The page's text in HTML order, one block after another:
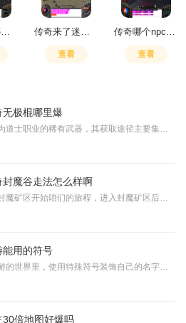
查看 查看
无极棍哪里爆
无极棍作为道士职业的稀有武器，其获取途径主要集中在特定的高难度副本和高级怪物身上。据可靠资料显示，祖玛寺庙和卧龙山庄是无极棍出现的主要地点，这些区域的怪物具有较高挑战性，其中祖玛系列的怪物如羊、大锤、雕像等被证实有概率掉落无极棍。尸王殿也被提及为可能产出无极棍的场所，该副本环境复杂且充满机关，对玩家的战斗技巧和观察力有不低要求。王者秘境同样可能存在无极棍的掉落机会，但需要玩家具备相应的实力进入。除了通过击败怪物直接获取外，无极棍还可以通过锻造系统制作得到。具体锻造方法需要消耗...
封魔谷走法怎么样啊
首先要从封魔矿区开始咱们的旅程，进入封魔矿区后直接往左上角走就能到达霸者大厅。这个大厅的空间相当开阔，里面有各种怪物，所以咱们需要随时保持警惕。经验丰富的玩家都习惯在这个地方稍作整顿，补充药水检查装备，为接下来的深层探索做好充分准备。穿过霸者大厅后，咱们很快就会来到雷霆之路，这里是一个类似迷宫的区域，道路错综复杂，很容易让人迷失方向。雷霆之路总共有好多条分支路径，必须选择最上方那条才能正确抵达光芒回廊。要是走错了路线，就会被迫返回霸者大厅，整个行程都得重新开始。到达光芒回廊后...
能用的符号
在传奇手游的世界里，使用特殊符号装饰自己的名字可以让咱们的角色显得与众不同，常见的特殊符号包括英文符号、数字、中文标点以及星座图案等，这些都是被游戏系统允许的符号类型。这些符号不仅可以美化名字，还能突出咱们的个性和风格，让其他玩家一眼就记住咱们。选择符号时，咱们可以优先考虑那些容易输入且视觉简洁的，这能帮助快速打造出既独特又易记的游戏昵称，让角色在人群中更加突出。通过巧妙地组合这些符号，咱们能轻松表达出游戏角色的特色，比如使用箭头符号来暗示攻击性，或用心形符号传递友善感。在决...
30倍地图好爆吗